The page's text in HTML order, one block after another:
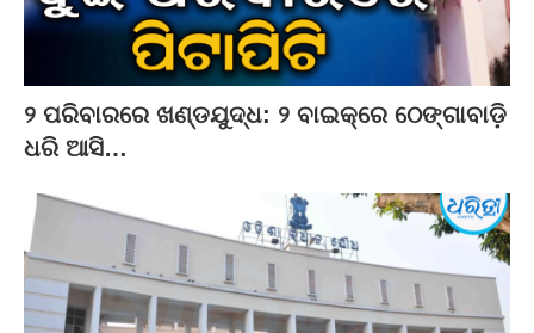
୨ ପରିବାରରେ ଖଣ୍ଡଯୁଦ୍ଧ: ୨ ବାଇକ୍‌ରେ ଠେଙ୍ଗାବାଡ଼ି
ଧରି ଆସି…